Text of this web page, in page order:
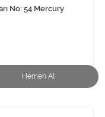
Hemen Al
No: 54 Mercury